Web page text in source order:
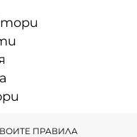
ПРАВИЛА